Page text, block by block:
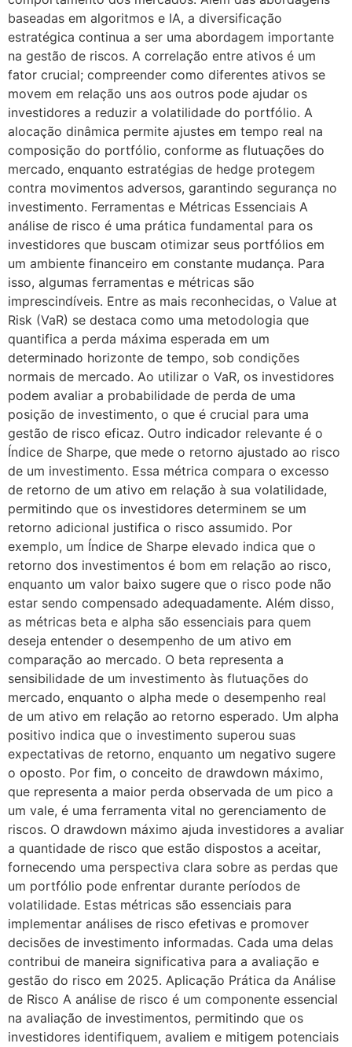
baseadas em algoritmos e IA, a diversificação
estratégica continua a ser uma abordagem importante
na gestão de riscos. A correlação entre ativos é um
fator crucial; compreender como diferentes ativos se
movem em relação uns aos outros pode ajudar os
investidores a reduzir a volatilidade do portfólio. A
alocação dinâmica permite ajustes em tempo real na
composição do portfólio, conforme as flutuações do
mercado, enquanto estratégias de hedge protegem
contra movimentos adversos, garantindo segurança no
investimento. Ferramentas e Métricas Essenciais A
análise de risco é uma prática fundamental para os
investidores que buscam otimizar seus portfólios em
um ambiente financeiro em constante mudança. Para
isso, algumas ferramentas e métricas são
imprescindíveis. Entre as mais reconhecidas, o Value at
Risk (VaR) se destaca como uma metodologia que
quantifica a perda máxima esperada em um
determinado horizonte de tempo, sob condições
normais de mercado. Ao utilizar o VaR, os investidores
podem avaliar a probabilidade de perda de uma
posição de investimento, o que é crucial para uma
gestão de risco eficaz. Outro indicador relevante é o
Índice de Sharpe, que mede o retorno ajustado ao risco
de um investimento. Essa métrica compara o excesso
de retorno de um ativo em relação à sua volatilidade,
permitindo que os investidores determinem se um
retorno adicional justifica o risco assumido. Por
exemplo, um Índice de Sharpe elevado indica que o
retorno dos investimentos é bom em relação ao risco,
enquanto um valor baixo sugere que o risco pode não
estar sendo compensado adequadamente. Além disso,
as métricas beta e alpha são essenciais para quem
deseja entender o desempenho de um ativo em
comparação ao mercado. O beta representa a
sensibilidade de um investimento às flutuações do
mercado, enquanto o alpha mede o desempenho real
de um ativo em relação ao retorno esperado. Um alpha
positivo indica que o investimento superou suas
expectativas de retorno, enquanto um negativo sugere
o oposto. Por fim, o conceito de drawdown máximo,
que representa a maior perda observada de um pico a
um vale, é uma ferramenta vital no gerenciamento de
riscos. O drawdown máximo ajuda investidores a avaliar
a quantidade de risco que estão dispostos a aceitar,
fornecendo uma perspectiva clara sobre as perdas que
um portfólio pode enfrentar durante períodos de
volatilidade. Estas métricas são essenciais para
implementar análises de risco efetivas e promover
decisões de investimento informadas. Cada uma delas
contribui de maneira significativa para a avaliação e
gestão do risco em 2025. Aplicação Prática da Análise
de Risco A análise de risco é um componente essencial
na avaliação de investimentos, permitindo que os
investidores identifiquem, avaliem e mitigem potenciais